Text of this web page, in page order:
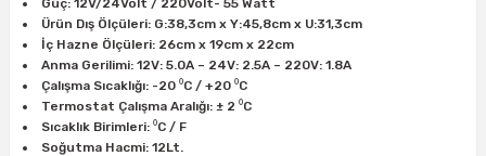
Güç: 12V/24Volt / 220Volt- 55 Watt
Ürün Dış Ölçüleri: G:38,3cm x Y:45,8cm x U:31,3cm
İç Hazne Ölçüleri: 26cm x 19cm x 22cm
Anma Gerilimi: 12V: 5.0A – 24V: 2.5A – 220V: 1.8A
Çalışma Sıcaklığı: -20 ⁰C / +20 ⁰C
Termostat Çalışma Aralığı: ± 2 ⁰C
Sıcaklık Birimleri: ⁰C / F
Soğutma Hacmi: 12Lt.